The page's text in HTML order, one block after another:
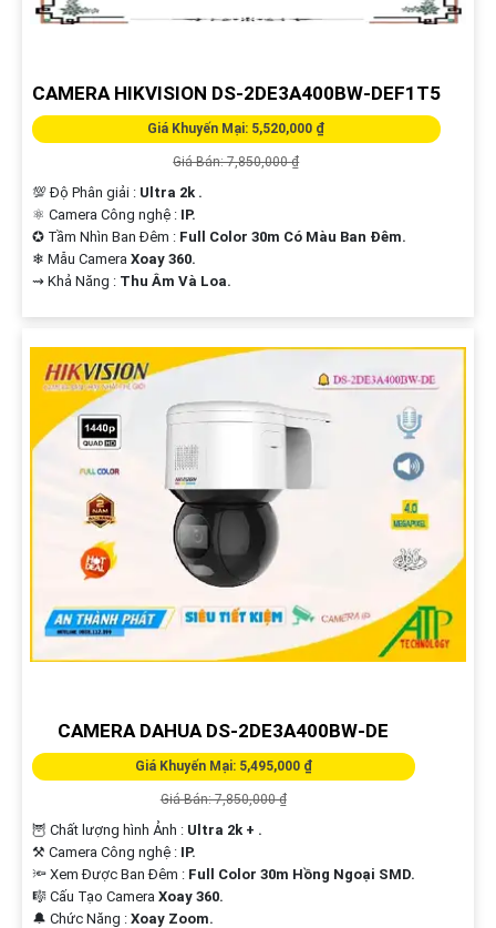
CAMERA HIKVISION DS-2DE3A400BW-DEF1T5
Giá Khuyến Mại: 5,520,000 ₫
Giá Bán: 7,850,000 ₫
💯 Độ Phân giải : Ultra 2k .
⚛️ Camera Công nghệ : IP.
✪ Tầm Nhìn Ban Đêm : Full Color 30m Có Màu Ban Đêm.
❄ Mẫu Camera Xoay 360.
️⇝ Khả Năng : Thu Âm Và Loa.
CAMERA DAHUA DS-2DE3A400BW-DE
Giá Khuyến Mại: 5,495,000 ₫
Giá Bán: 7,850,000 ₫
🦉 Chất lượng hình Ảnh : Ultra 2k + .
⚒ Camera Công nghệ : IP.
🔦 Xem Được Ban Đêm : Full Color 30m Hồng Ngoại SMD.
🎼️ Cấu Tạo Camera Xoay 360.
️🔔 Chức Năng : Xoay Zoom.